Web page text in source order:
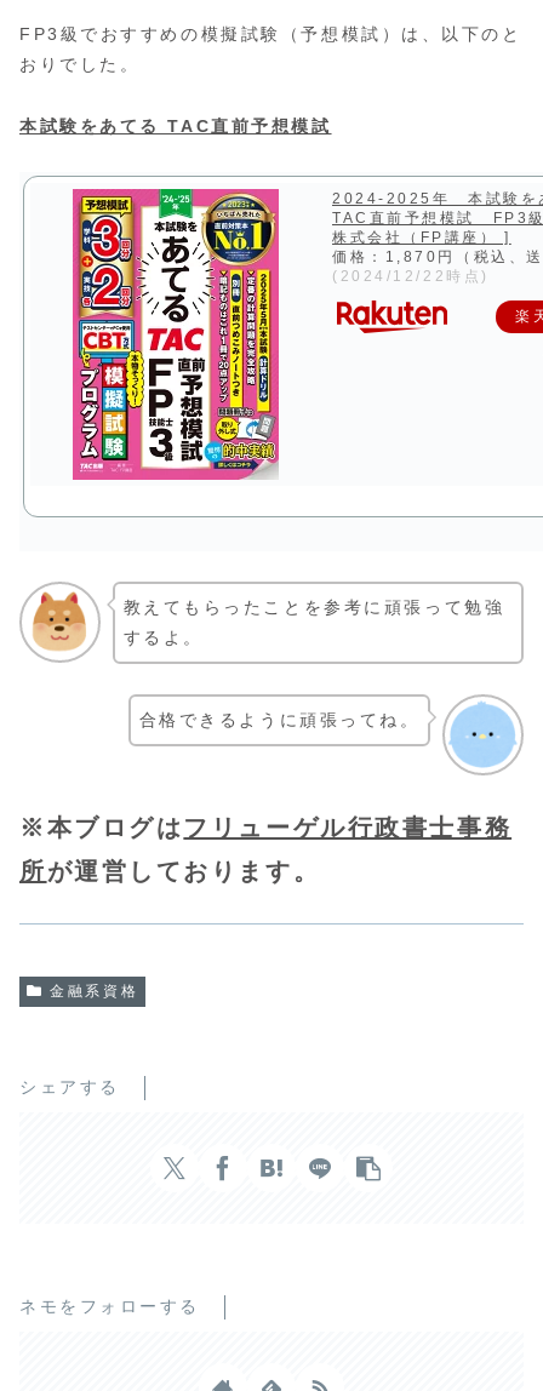
FP3級でおすすめの模擬試験（予想模試）は、以下のと
おりでした。
本試験をあてる TAC直前予想模試
2024-2025年 本試験
TAC直前予想模試 FP3
株式会社（FP講座） ]
価格：1,870円（税込、
(2024/12/22時点)
楽
教えてもらったことを参考に頑張って勉強
するよ。
合格できるように頑張ってね。
※本ブログは フリューゲル行政書士事務
所が運営しております。
金融系資格
シェアする
ネモをフォローする